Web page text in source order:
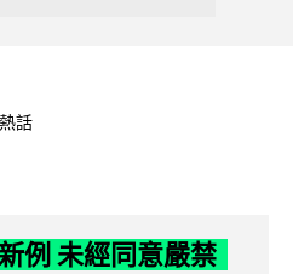
話
例 未經同意嚴禁